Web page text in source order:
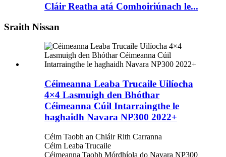
Cláir Reatha atá Comhoiriúnach le...
Sraith Nissan
Céimeanna Leaba Trucaile Uilíocha
4×4 Lasmuigh den Bhóthar
Céimeanna Cúil Intarraingthe le
haghaidh Navara NP300 2022+
Céim Taobh an Chláir Rith Carranna
Céim Leaba Trucaile
Céimeanna Taobh Mórdhíola do Navara NP300